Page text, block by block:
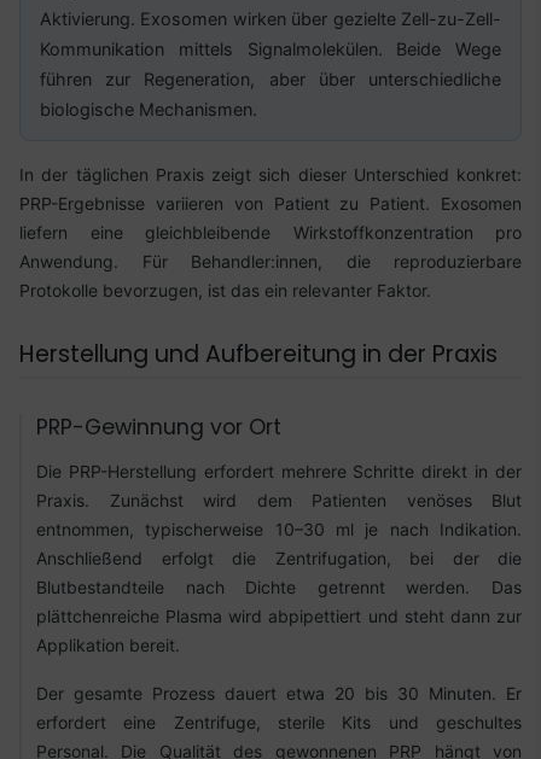
Aktivierung. Exosomen wirken über gezielte Zell-zu-Zell-
Kommunikation mittels Signalmolekülen. Beide Wege
führen zur Regeneration, aber über unterschiedliche
biologische Mechanismen.
In der täglichen Praxis zeigt sich dieser Unterschied konkret:
PRP-Ergebnisse variieren von Patient zu Patient. Exosomen
liefern eine gleichbleibende Wirkstoffkonzentration pro
Anwendung. Für Behandler:innen, die reproduzierbare
Protokolle bevorzugen, ist das ein relevanter Faktor.
Herstellung und Aufbereitung in der Praxis
PRP-Gewinnung vor Ort
Die PRP-Herstellung erfordert mehrere Schritte direkt in der
Praxis. Zunächst wird dem Patienten venöses Blut
entnommen, typischerweise 10–30 ml je nach Indikation.
Anschließend erfolgt die Zentrifugation, bei der die
Blutbestandteile nach Dichte getrennt werden. Das
plättchenreiche Plasma wird abpipettiert und steht dann zur
Applikation bereit.
Der gesamte Prozess dauert etwa 20 bis 30 Minuten. Er
erfordert eine Zentrifuge, sterile Kits und geschultes
Personal. Die Qualität des gewonnenen PRP hängt von